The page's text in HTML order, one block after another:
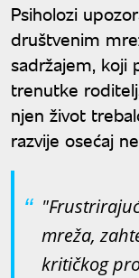
Psiholozi
društvenim
sadržajem, koji
trenutke
njen život
razvije osećaj
mreža,
kritičkog